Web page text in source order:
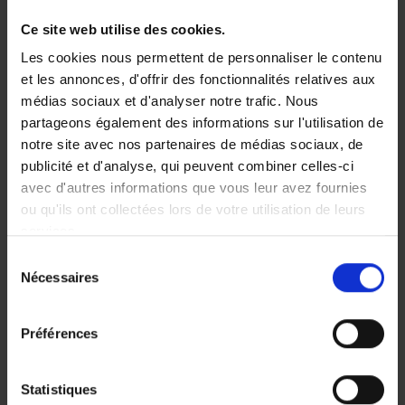
Ce site web utilise des cookies.
Les cookies nous permettent de personnaliser le contenu
et les annonces, d'offrir des fonctionnalités relatives aux
médias sociaux et d'analyser notre trafic. Nous
partageons également des informations sur l'utilisation de
notre site avec nos partenaires de médias sociaux, de
publicité et d'analyse, qui peuvent combiner celles-ci
avec d'autres informations que vous leur avez fournies
ou qu'ils ont collectées lors de votre utilisation de leurs
Nécessaires
Préférences
Statistiques
Désignez un collègue/mentor
expérimenté
pour accompagner ces
nouveaux collaborateurs et leur
donner les instructions nécessaires
matière de sécurité et de bien-être au
travail.
Prévoyez les équipements de
protection individuelle nécessaires
(gants, casques, chaussures de sécurité,
protection oculaire et auditive, etc.) et
manière et du moment où ils doivent les
utiliser. Prévoyez les mêmes équipements
de protection que pour votre personnel
habituel.
d’urgence